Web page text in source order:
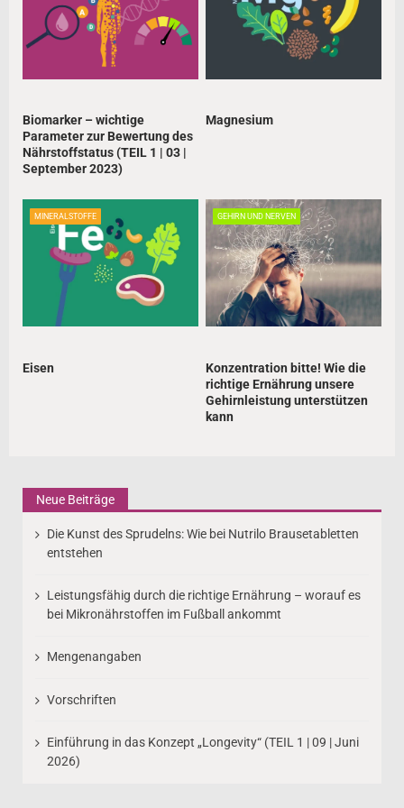
v
i
a
t
i
o
n
Biomarker – wichtige
Parameter zur Bewertung des
Nährstoffstatus (TEIL 1 | 03 |
September 2023)
Magnesium
MINERALSTOFFE
Eisen
GEHIRN UND NERVEN
Konzentration bitte! Wie die
richtige Ernährung unsere
Gehirnleistung unterstützen
kann
Neue Beiträge
Die Kunst des Sprudelns: Wie bei Nutrilo Brausetabletten
entstehen
Leistungsfähig durch die richtige Ernährung – worauf es
bei Mikronährstoffen im Fußball ankommt
Mengenangaben
Vorschriften
Einführung in das Konzept „Longevity“ (TEIL 1 | 09 | Juni
2026)